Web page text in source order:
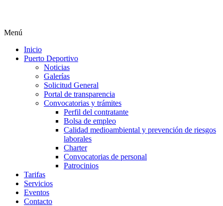
Menú
Inicio
Puerto Deportivo
Noticias
Galerías
Solicitud General
Portal de transparencia
Convocatorias y trámites
Perfil del contratante
Bolsa de empleo
Calidad medioambiental y prevención de riesgos
laborales
Charter
Convocatorias de personal
Patrocinios
Tarifas
Servicios
Eventos
Contacto